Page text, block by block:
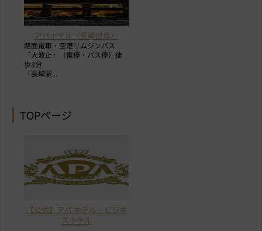
アパホテル〈長崎出島〉
路面電車・空港リムジンバス
「大波止」（電停・バス停）徒
歩3分
「長崎駅...
TOPページ
【公式】アパ ホテル｜ビジネ
スホテル